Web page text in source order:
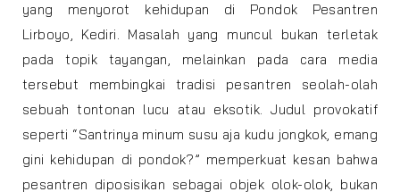
yang menyorot kehidupan di Pondok Pesantren
Lirboyo, Kediri. Masalah yang muncul bukan terletak
pada topik tayangan, melainkan pada cara media
tersebut membingkai tradisi pesantren seolah-olah
sebuah tontonan lucu atau eksotik. Judul provokatif
seperti “Santrinya minum susu aja kudu jongkok, emang
gini kehidupan di pondok?” memperkuat kesan bahwa
pesantren diposisikan sebagai objek olok-olok, bukan